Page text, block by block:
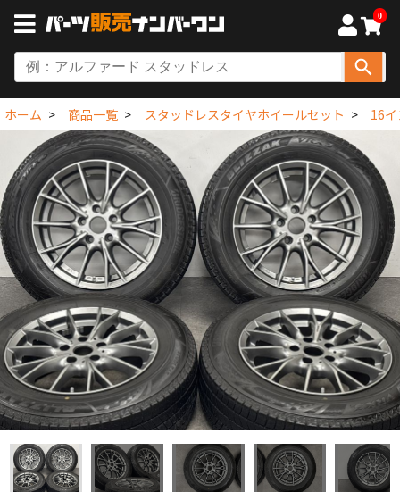
0
ホーム 商品一覧 スタッドレスタイヤホイールセット 16